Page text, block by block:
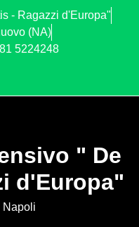
- Ragazzi d'Europa"
(NA)
5224248
" De
d'Europa"
Napoli